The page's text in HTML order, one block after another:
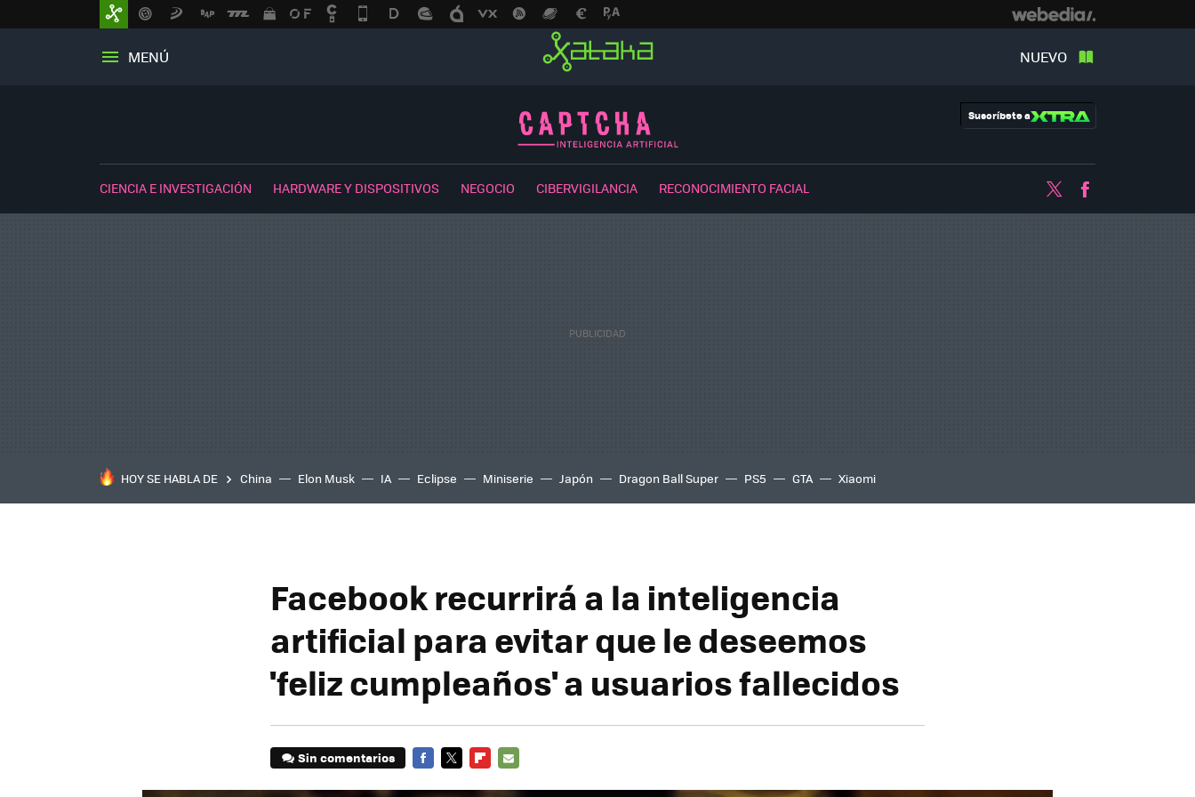
MENÚ NUEVO
Suscríbete a
CIENCIA E INVESTIGACIÓN HARDWARE Y DISPOSITIVOS NEGOCIO CIBERVIGILANCIA RECONOCIMIENTO FACIAL Twitter
HOY SE HABLA DE China Elon Musk IA Eclipse Miniserie Japón Dragon Ball Super PS5 GTA Xiaomi
Facebook recurrirá a la inteligencia
artificial para evitar que le deseemos
'feliz cumpleaños' a usuarios fallecidos
Sin comentarios